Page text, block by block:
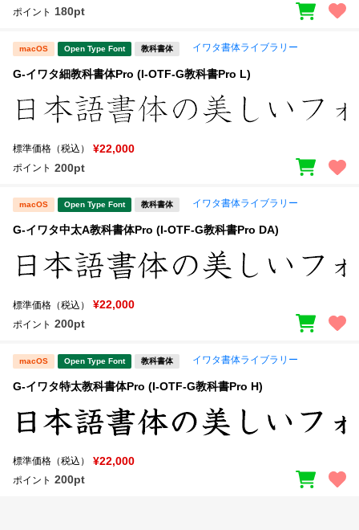
ポイント 180pt
macOS Open Type Font 教科書体 イワタ書体ライブラリー
G-イワタ細教科書体Pro (I-OTF-G教科書Pro L)
標準価格（税込） ¥22,000
ポイント 200pt
macOS Open Type Font 教科書体 イワタ書体ライブラリー
G-イワタ中太A教科書体Pro (I-OTF-G教科書Pro DA)
標準価格（税込） ¥22,000
ポイント 200pt
macOS Open Type Font 教科書体 イワタ書体ライブラリー
G-イワタ特太教科書体Pro (I-OTF-G教科書Pro H)
標準価格（税込） ¥22,000
ポイント 200pt